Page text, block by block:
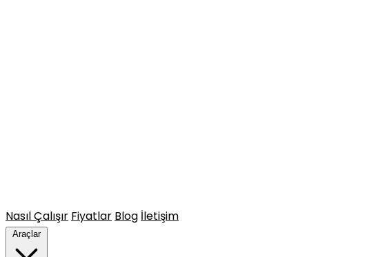
Nasıl Çalışır Fiyatlar Blog İletişim
Araçlar